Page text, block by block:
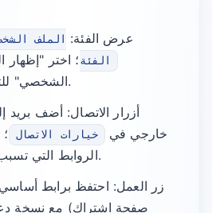
عرض الفئة: الملف
الفئة؛ اختر "إظهار
الشخصي" للتحكم في الرؤية.
أزرار الاتصال: أضف بريد
خارجي في
خيارات الاتصال
الروابط التي تسبب فرط الخيارات.
زر العمل: احتفظ برابط
صفحة اشتراك) مع نسخة